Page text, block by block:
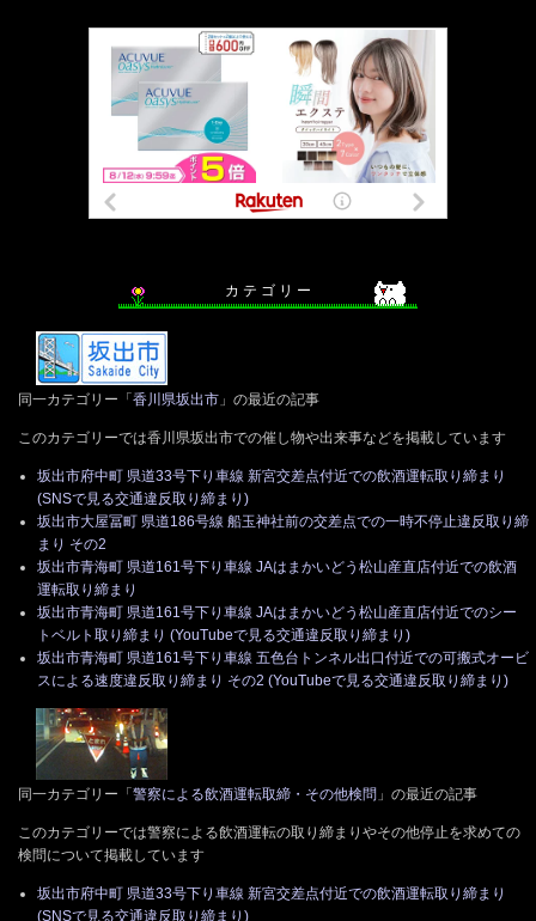
カ テ ゴ リ ー
同一カテゴリー「 香川県坂出市 」の最近の記事
このカテゴリーでは香川県坂出市での催し物や出来事などを掲載しています
坂出市府中町 県道33号下り車線 新宮交差点付近での飲酒運転取り締まり
(SNSで見る交通違反取り締まり)
坂出市大屋冨町 県道186号線 船玉神社前の交差点での一時不停止違反取り締
まり その2
坂出市青海町 県道161号下り車線 JAはまかいどう松山産直店付近での飲酒
運転取り締まり
坂出市青海町 県道161号下り車線 JAはまかいどう松山産直店付近でのシー
トベルト取り締まり (YouTubeで見る交通違反取り締まり)
坂出市青海町 県道161号下り車線 五色台トンネル出口付近での可搬式オービ
スによる速度違反取り締まり その2 (YouTubeで見る交通違反取り締まり)
同一カテゴリー「 警察による飲酒運転取締・その他検問 」の最近の記事
このカテゴリーでは警察による飲酒運転の取り締まりやその他停止を求めての
検問について掲載しています
坂出市府中町 県道33号下り車線 新宮交差点付近での飲酒運転取り締まり
(SNSで見る交通違反取り締まり)